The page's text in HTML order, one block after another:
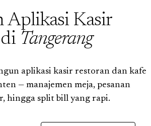
Aplikasi Kasir
Tangerang
aplikasi kasir restoran dan kafe
— manajemen meja, pesanan
hingga split bill yang rapi.